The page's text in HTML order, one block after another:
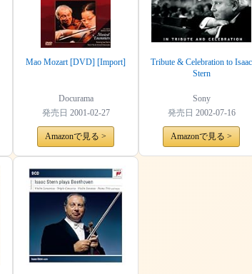
Mao Mozart [DVD] [Import]
Docurama
発売日 2001-02-27
Amazonで見る >
Tribute & Celebration to Isaac
Stern
Sony
発売日 2002-07-16
Amazonで見る >